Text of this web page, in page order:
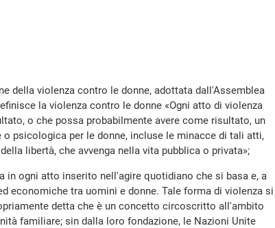
violenza contro le donne, adottata dall'Assemblea
la violenza contro le donne «Ogni atto di violenza
o che possa probabilmente avere come risultato, un
psicologica per le donne, incluse le minacce di tali atti,
libertà, che avvenga nella vita pubblica o privata»;
atto inserito nell'agire quotidiano che si basa e, a
economiche tra uomini e donne. Tale forma di violenza si
detta che è un concetto circoscritto all'ambito
familiare; sin dalla loro fondazione, le Nazioni Unite